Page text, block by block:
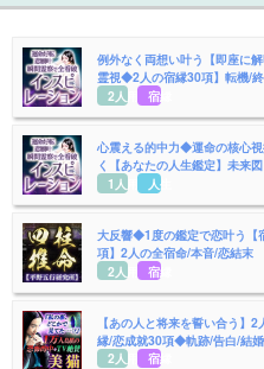
例外なく両想い叶う【即座に
霊視◆2人の宿縁30項】転機/終
2人用 宿縁
心震える的中力◆運命の核心
く【あなたの人生鑑定】未来図
1人用
人生
大反響◆1度の鑑定で恋叶う【
項】2人の全宿命/本音/恋結末
2人用 宿縁
【あの人と将来を誓い合う】2
縁/恋成就30項◆軌跡/告白/結婚
2人用 宿縁